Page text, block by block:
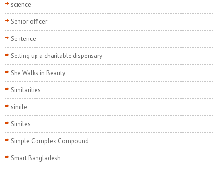
science
Senior officer
Sentence
Setting up a charitable dispensary
She Walks in Beauty
Similarities
simile
Similes
Simple Complex Compound
Smart Bangladesh